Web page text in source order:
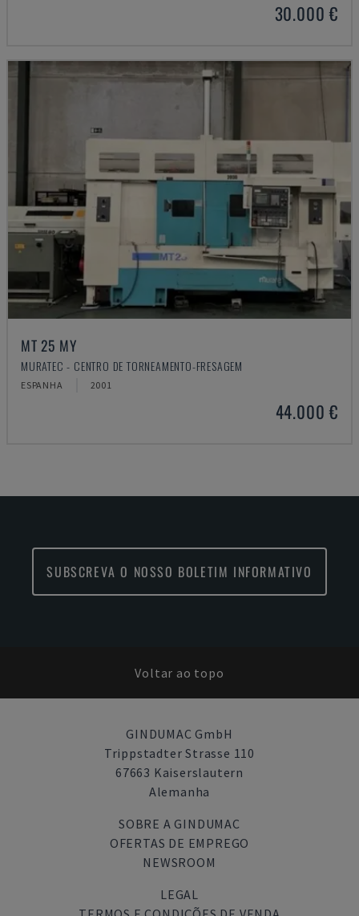
30.000 €
MT 25 MY
MURATEC - CENTRO DE TORNEAMENTO-FRESAGEM
ESPANHA 2001
44.000 €
SUBSCREVA O NOSSO BOLETIM INFORMATIVO
Voltar ao topo
GINDUMAC GmbH
Trippstadter Strasse 110
67663 Kaiserslautern
Alemanha
SOBRE A GINDUMAC
OFERTAS DE EMPREGO
NEWSROOM
LEGAL